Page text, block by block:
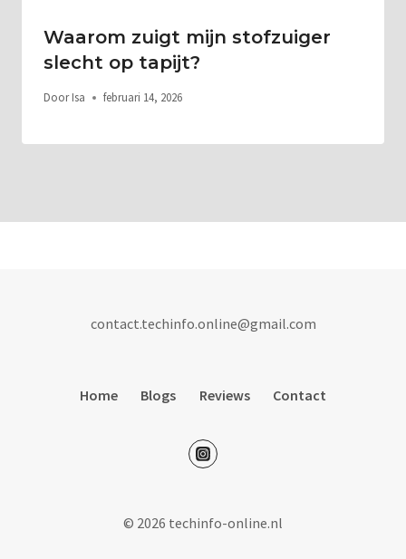
Waarom zuigt mijn stofzuiger
slecht op tapijt?
Door Isa februari 14, 2026
contact.techinfo.online@gmail.com
Home Blogs Reviews Contact
© 2026 techinfo-online.nl